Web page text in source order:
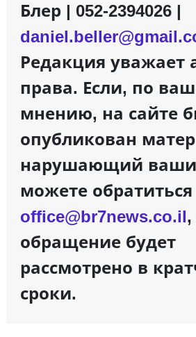
Блер | 052-2394026 |
Редакция уважает
права. Если, по
мнению, на сайте
опубликован
нарушающий ваши
можете
office@br7news.co.il
обращение будет
рассмотрено в
сроки.